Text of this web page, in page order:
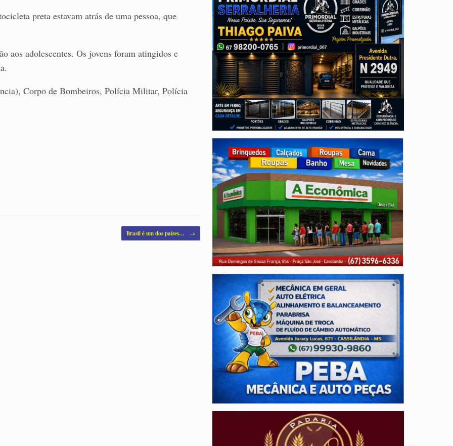
preta estavam atrás de uma pessoa, que
aos adolescentes. Os jovens foram atingidos e
Corpo de Bombeiros, Polícia Militar, Polícia
Brasil é um dos países… →